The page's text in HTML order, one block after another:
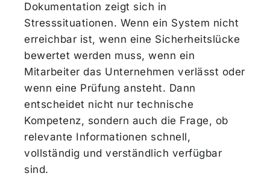
Dokumentation zeigt sich in
Stresssituationen. Wenn ein System nicht
erreichbar ist, wenn eine Sicherheitslücke
bewertet werden muss, wenn ein
Mitarbeiter das Unternehmen verlässt oder
wenn eine Prüfung ansteht. Dann
entscheidet nicht nur technische
Kompetenz, sondern auch die Frage, ob
relevante Informationen schnell,
vollständig und verständlich verfügbar
sind.